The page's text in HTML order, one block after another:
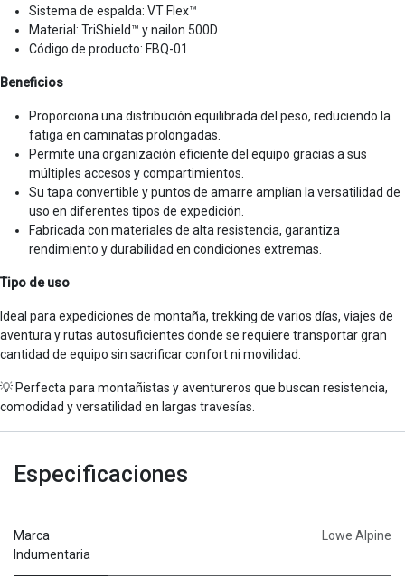
Sistema de espalda: VT Flex™
Material: TriShield™ y nailon 500D
Código de producto: FBQ-01
Beneficios
Proporciona una distribución equilibrada del peso, reduciendo la
fatiga en caminatas prolongadas.
Permite una organización eficiente del equipo gracias a sus
múltiples accesos y compartimientos.
Su tapa convertible y puntos de amarre amplían la versatilidad de
uso en diferentes tipos de expedición.
Fabricada con materiales de alta resistencia, garantiza
rendimiento y durabilidad en condiciones extremas.
Tipo de uso
Ideal para expediciones de montaña, trekking de varios días, viajes de
aventura y rutas autosuficientes donde se requiere transportar gran
cantidad de equipo sin sacrificar confort ni movilidad.
💡 Perfecta para montañistas y aventureros que buscan resistencia,
comodidad y versatilidad en largas travesías.
Especificaciones
Marca
Indumentaria
Lowe Alpine